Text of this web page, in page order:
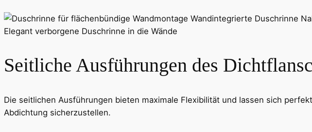
Seitliche Ausführungen des
Die seitlichen Ausführungen bieten maximale Flexibilität und lassen sich
Abdichtung sicherzustellen.